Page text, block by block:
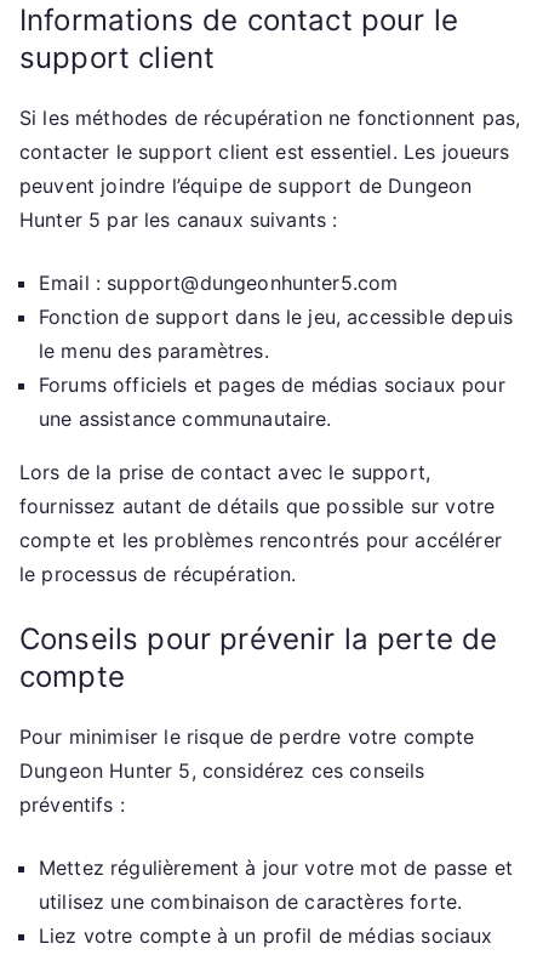
Informations de contact pour le
support client
Si les méthodes de récupération ne fonctionnent pas,
contacter le support client est essentiel. Les joueurs
peuvent joindre l’équipe de support de Dungeon
Hunter 5 par les canaux suivants :
Email : support@dungeonhunter5.com
Fonction de support dans le jeu, accessible depuis
le menu des paramètres.
Forums officiels et pages de médias sociaux pour
une assistance communautaire.
Lors de la prise de contact avec le support,
fournissez autant de détails que possible sur votre
compte et les problèmes rencontrés pour accélérer
le processus de récupération.
Conseils pour prévenir la perte de
compte
Pour minimiser le risque de perdre votre compte
Dungeon Hunter 5, considérez ces conseils
préventifs :
Mettez régulièrement à jour votre mot de passe et
utilisez une combinaison de caractères forte.
Liez votre compte à un profil de médias sociaux